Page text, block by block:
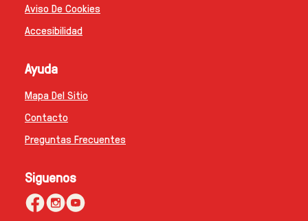
Aviso Legal
Aviso De Cookies
Ayuda
Mapa Del Sitio
Contacto
Siguenos